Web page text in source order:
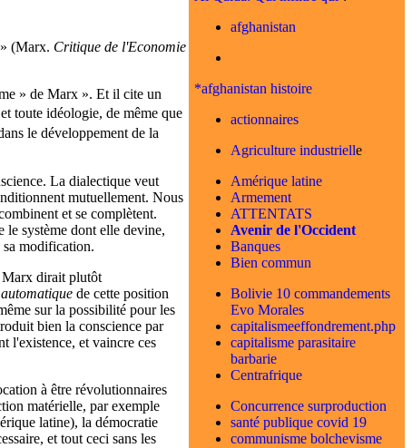
afghanistan
*afghanistan histoire
actionnaires
Agriculture industrielle
Amérique latine
Armement
ATTENTATS
Avenir de l'Occident
Banques
Bien commun
Bolivie 10 commandements
Evo Morales
capitalismeeffondrement.php
capitalisme parasitaire
barbarie
Centrafrique
Concurrence surproduction
santé publique covid 19
communisme bolchevisme
(Marx. Critique de l'Economie
» de Marx ». Et il cite un
toute idéologie, de même que
le développement de la
La dialectique veut
mutuellement. Nous
et se complètent.
le système dont elle devine,
sa modification.
Marx dirait plutôt
de cette position
sur la possibilité pour les
bien la conscience par
l'existence, et vaincre ces
à être révolutionnaires
matérielle, par exemple
latine), la démocratie
et tout ceci sans les